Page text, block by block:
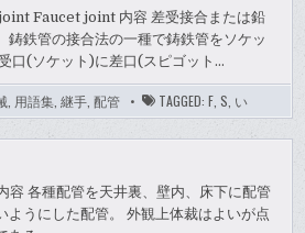
Faucet joint 内容 差受接合または鉛
鋳鉄管の接合法の一種で鋳鉄管をソケッ
口(ソケット)に差口(スピゴット…
用語集 ,継手 ,配管 TAGGED:F ,S い
各種配管を天井裏、壁内、床下に配管
ようにした配管。 外観上体裁はよいが点